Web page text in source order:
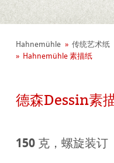
Hahnemühle 传统艺术纸
Hahnemühle 素描纸
德森Dessin素
150 克，螺旋装订